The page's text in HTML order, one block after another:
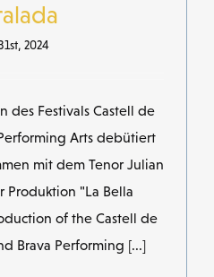
2024
des Festivals Castell de
Arts debütiert
mit dem Tenor Julian
Produktion "La Bella
of the Castell de
Brava Performing [...]